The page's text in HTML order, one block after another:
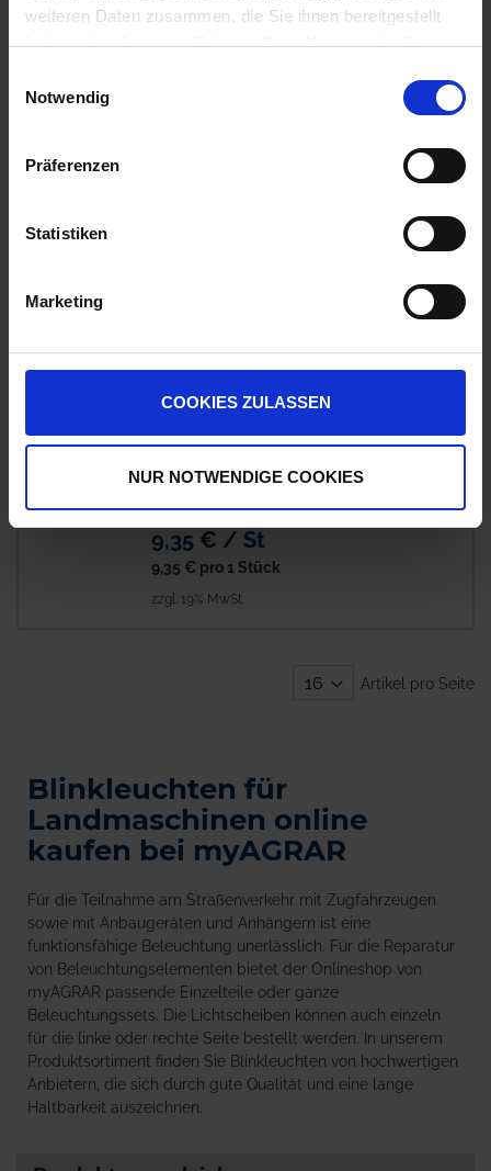
weiteren Daten zusammen, die Sie ihnen bereitgestellt
haben oder die sie im Rahmen Ihrer Nutzung der Dienste
Notwendig
Präferenzen
Statistiken
Marketing
COOKIES ZULASSEN
NUR NOTWENDIGE COOKIES
Ausverkauft
25,51 € / St
zzgl. 19% MwSt.
9,35 € / St
9,35 € pro 1 Stück
zzgl. 19% MwSt.
Artikel pro Seite
Blinkleuchten für
Landmaschinen online
kaufen bei myAGRAR
Für die Teilnahme am Straßenverkehr mit Zugfahrzeugen
sowie mit Anbaugeräten und Anhängern ist eine
funktionsfähige Beleuchtung unerlässlich. Für die Reparatur
von Beleuchtungselementen bietet der Onlineshop von
myAGRAR passende Einzelteile oder ganze
Beleuchtungssets. Die Lichtscheiben können auch einzeln
für die linke oder rechte Seite bestellt werden. In unserem
Produktsortiment finden Sie Blinkleuchten von hochwertigen
Anbietern, die sich durch gute Qualität und eine lange
Haltbarkeit auszeichnen.